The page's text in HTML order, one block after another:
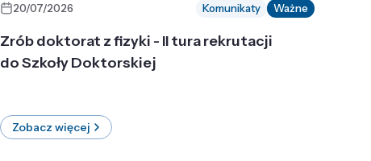
20/07/2026 Komunikaty Ważne
Zrób doktorat z fizyki - II tura rekrutacji
do Szkoły Doktorskiej
Zobacz więcej